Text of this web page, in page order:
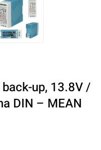
up, 13.8V /
DIN – MEAN